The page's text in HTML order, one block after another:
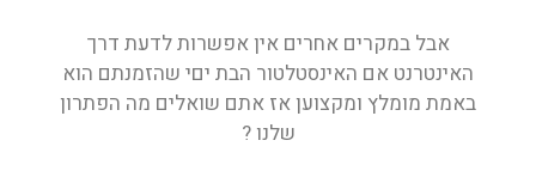
אבל במקרים אחרים אין אפשרות לדעת דרך
האינטרנט אם האינסטלטור הבת יםי שהזמנתם הוא
באמת מומלץ ומקצוען אז אתם שואלים מה הפתרון
שלנו ?